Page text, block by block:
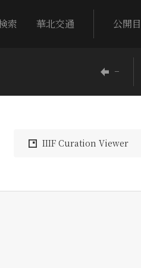
索 華北交通 公開
−
IIIF Curation Viewer